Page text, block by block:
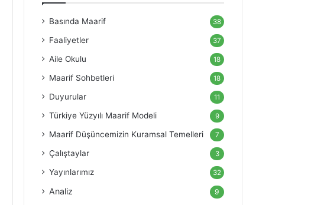
Basında Maarif 38
Faaliyetler 37
Aile Okulu 18
Maarif Sohbetleri 18
Duyurular 11
Türkiye Yüzyılı Maarif Modeli 9
Maarif Düşüncemizin Kuramsal Temelleri 7
Çalıştaylar 3
Yayınlarımız 32
Analiz 9